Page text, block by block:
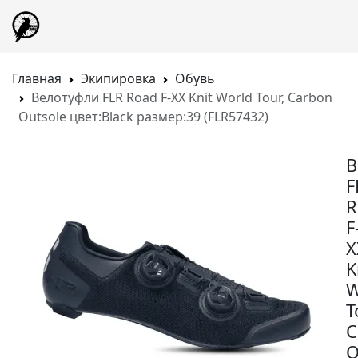
Главная Экипировка
Обувь
Велотуфли FLR Road F-XX Knit World Tour, Carbon
Outsole цвет:Black размер:39 (FLR57432)